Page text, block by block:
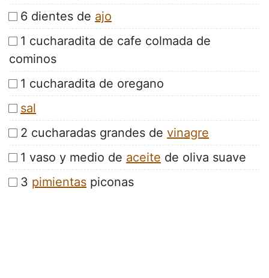
6 dientes de ajo
1 cucharadita de cafe colmada de
cominos
1 cucharadita de oregano
sal
2 cucharadas grandes de vinagre
1 vaso y medio de aceite de oliva suave
3 pimientas piconas